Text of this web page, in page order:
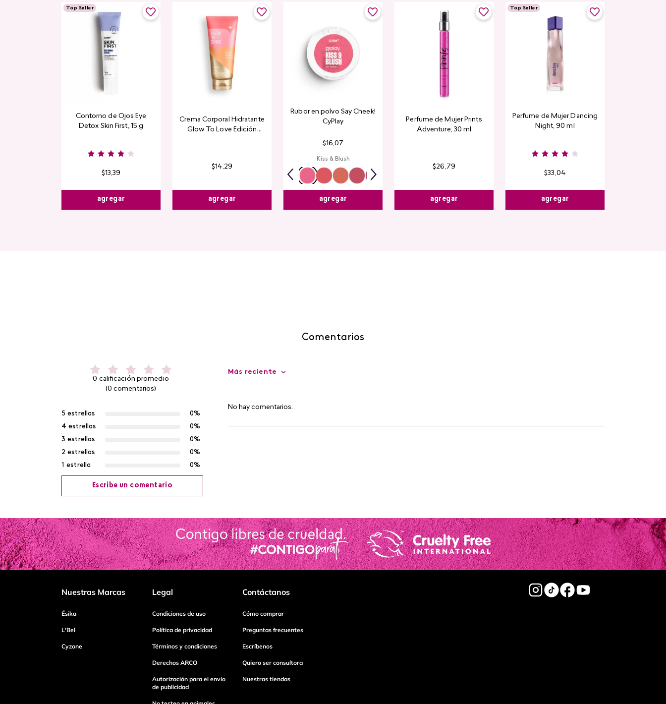
Top Seller
Contorno de Ojos Eye
Detox Skin First, 15 g
$13,39
agregar
Crema Corporal Hidratante
Glow To Love Edición
$14,29
agregar
Rubor en polvo Say Cheek!
CyPlay
$16,07
Kiss & Blush
agregar
Perfume de Mujer Prints
Adventure, 30 ml
$26 ,79
agregar
Top Seller
Perfume de Mujer Dancing
Night, 90 ml
$33 ,04
agregar
Comentarios
0 calificación promedio
(0 comentarios)
5 estrellas
0%
4 estrellas
0%
3 estrellas
0%
2 estrellas
0%
1 estrella
0%
Escribe un comentario
Agregar comentario
Título
Tu nombre
Dirección de email
Más reciente
No hay comentarios.
Nuestras Marcas
Ésika
L'Bel
Cyzone
Legal
Condiciones de uso
Política de privacidad
Términos y condiciones
Derechos ARCO
Autorización para el envío
de publicidad
Contáctanos
Cómo comprar
Preguntas frecuentes
Escríbenos
Quiero ser consultora
Nuestras tiendas